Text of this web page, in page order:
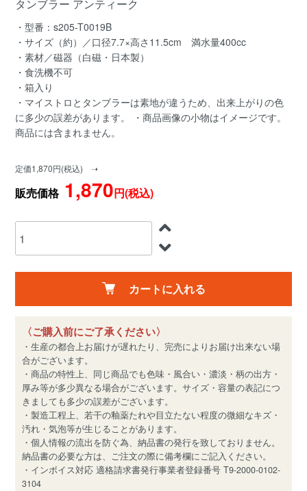
タンブラー アンティーク
・型番：s205-T0019B
・サイズ（約）／口径7.7×高さ11.5cm 満水量400cc
・素材／磁器（白磁・日本製）
・食洗機不可
・箱入り
・マイストロとタンブラーは素地が違うため、出来上がりの色
に多少の誤差があります。 ・商品画像の小物はイメージです。
商品には含まれません。
定価1,870円(税込) ➝
販売価格1,870円(税込)
カートに入れる
〈ご購入前にご了承ください〉
・生産の都合上お届けが遅れたり、完売によりお届け出来ない場
合がございます。
・商品の特性上、同じ商品でも色味・風合い・濃淡・柄の出方・
厚み等が多少異なる場合がございます。サイズ・容量の表記につ
きましても多少の誤差がございます。
・製造工程上、若干の釉薬たれや目立たない程度の微細なキズ・
汚れ・気泡等が生じることがあります。
・個人情報の流出を防ぐ為、納品書の発行を致しておりません。
納品書の必要な方は、ご注文の際に備考欄にご記入ください。
・インボイス対応 適格請求書発行事業者登録番号 T9-2000-0102-
3104